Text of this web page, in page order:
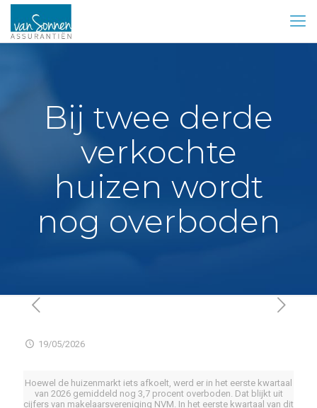
Bij twee derde
verkochte
huizen wordt
nog overboden
19/05/2026
Hoewel de huizenmarkt iets afkoelt, werd er in het eerste kwartaal
van 2026 gemiddeld nog 3,7 procent overboden. Dat blijkt uit
cijfers van makelaarsvereniging NVM. In het eerste kwartaal van dit